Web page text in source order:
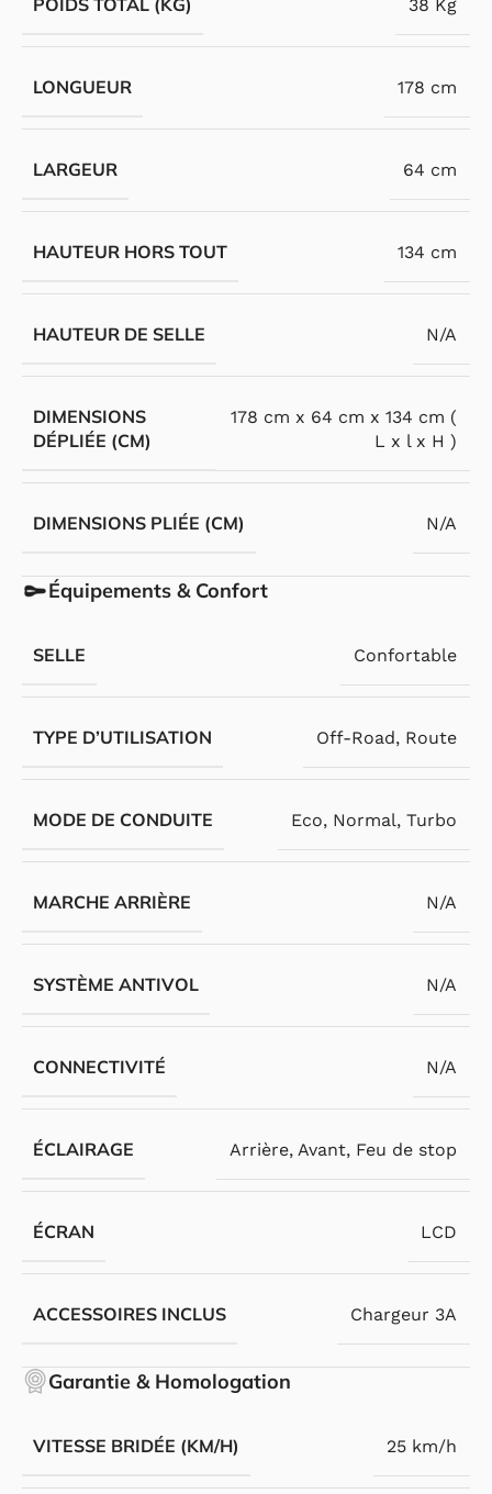
POIDS TOTAL (KG) 38 Kg
LONGUEUR 178 cm
LARGEUR 64 cm
HAUTEUR HORS TOUT 134 cm
HAUTEUR DE SELLE N/A
DIMENSIONS
DÉPLIÉE (CM)
178 cm x 64 cm x 134 cm (
L x l x H )
DIMENSIONS PLIÉE (CM) N/A
Équipements & Confort
SELLE Confortable
TYPE D’UTILISATION Off-Road, Route
MODE DE CONDUITE Eco, Normal, Turbo
MARCHE ARRIÈRE N/A
SYSTÈME ANTIVOL N/A
CONNECTIVITÉ N/A
ÉCLAIRAGE Arrière, Avant, Feu de stop
ÉCRAN LCD
ACCESSOIRES INCLUS Chargeur 3A
Garantie & Homologation
VITESSE BRIDÉE (KM/H) 25 km/h